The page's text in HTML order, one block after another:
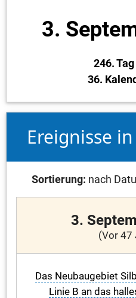
3.
246.
36.
Ereignisse
Sortierung: nach
3.
(Vor 47
Das Neubaugebiet
Linie B an das